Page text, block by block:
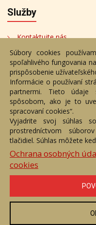
Služby
Kontaktujte nás
Bezplatné poradenstvo
Adresa
Nižný Hrušov 333, 094
Slovenská republika
+421 905 356 921
+421 905 959 101
eantik@eantik.sk
Akékoľvek používanie
Súbory cookies
spoľahlivého fungovania
prispôsobenie
Informácie o používaní
partnermi. Tieto údaje
spôsobom, ako je to
spracovaní cookies“.
Vyjadrite svoj súhlas
prostredníctvom
tlačidiel. Súhlas môžete
Ochrana osobných
cookies